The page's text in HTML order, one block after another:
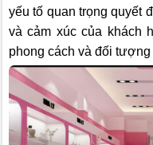
yếu tố quan trọng quyết
và cảm xúc của khách
phong cách và đối